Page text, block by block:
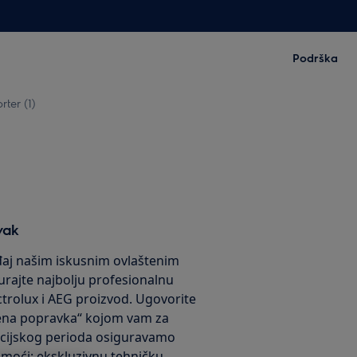
Podrška
(1)
našim iskusnim ovlaštenim
najbolju profesionalnu
i AEG proizvod. Ugovorite
popravka“ kojom vam za
perioda osiguravamo